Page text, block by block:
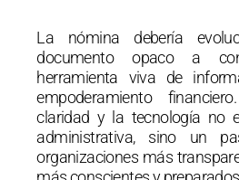
La nómina debería
documento opaco a
herramienta viva de
empoderamiento
claridad y la tecnología no
administrativa, sino un
organizaciones más